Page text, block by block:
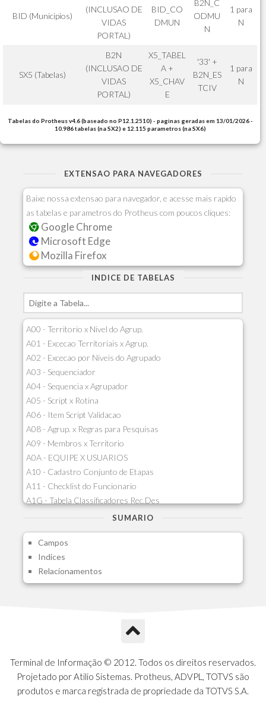
BID (Municipios)
(INCLUSAO DE
VIDAS
PORTAL)
BID_CO
DMUN
B2N_C
ODMU
N
1 para
N
SX5 (Tabelas)
B2N
(INCLUSAO DE
VIDAS
PORTAL)
X5_TABEL
A +
X5_CHAV
E
'33' +
B2N_ES
TCIV
1 para
N
Tabelas do Protheus v4.6 (baseado no P12.1.2510) - paginas geradas em 13/01/2026 -
10.986 tabelas (na SX2) e 12.115 parametros (na SX6)
EXTENSAO PARA NAVEGADORES
Baixe nossa extensao para navegador, e acesse mais rapido
as tabelas e parametros do Protheus com poucos cliques:
Google Chrome
Microsoft Edge
Mozilla Firefox
INDICE DE TABELAS
A00 - Territorio x Nivel do Agrup.
A01 - Excecao Territoriais x Agrup.
A02 - Excecao por Niveis do Agrupado
A03 - Sequenciador
A04 - Sequencia x Agrupador
A05 - Script x Rotina
A06 - Item Script Validacao
A08 - Agrup. x Regras para Pesquisas
A09 - Membros x Territorio
A0A - EQUIPE X USUARIOS
A10 - Cadastro Conjunto de Etapas
A11 - Checklist do Funcionario
A1G - Tabela Classificadores Rec.Des
A1H - Itens Tabela Classif.Rec.Desp.
A1J - Itens Aglutinadores Visao
A1N - Tipos de Card
A1O - Cards Dashboard
A1P - Tipos de Charts
A1S - Notificacoes do Vendedor
A1U - Intermediadores
A1V - Schemas - Gestao de Vendas
A1W - Campos do Schema
SUMARIO
Campos
Indices
Relacionamentos
Terminal de Informação © 2012. Todos os direitos reservados.
Projetado por Atilio Sistemas. Protheus, ADVPL, TOTVS são
produtos e marca registrada de propriedade da TOTVS S.A.